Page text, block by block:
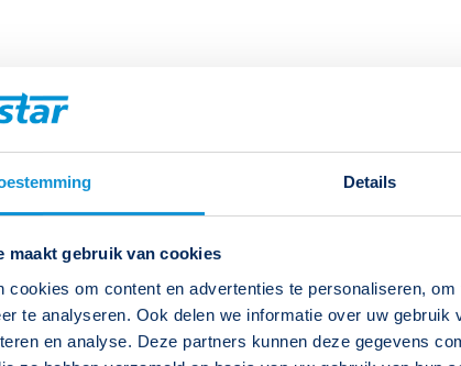
Details
maakt gebruik van cookies
cookies om content en advertenties te personaliseren,
te analyseren. Ook delen we informatie over uw
en analyse. Deze partners kunnen deze gegevens
15 september 2026